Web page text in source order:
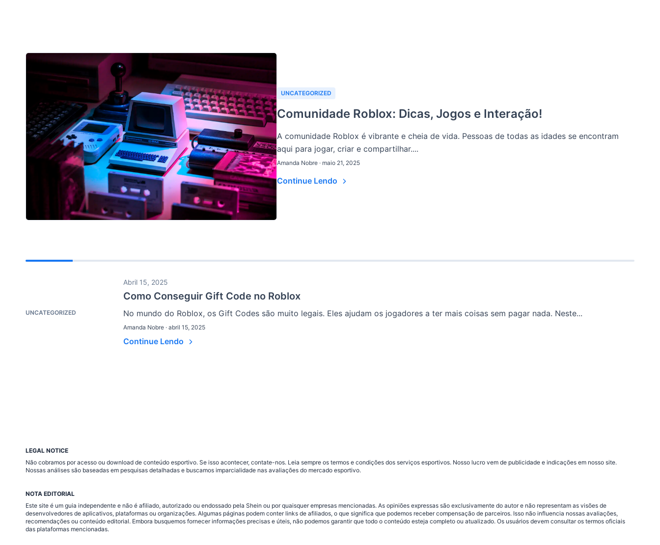
UNCATEGORIZED
Comunidade Roblox: Dicas, Jogos e Interação!
A comunidade Roblox é vibrante e cheia de vida. Pessoas de todas as idades se encontram
aqui para jogar, criar e compartilhar....
Amanda Nobre · maio 21, 2025
Continue Lendo
UNCATEGORIZED
Abril 15, 2025
Como Conseguir Gift Code no Roblox
No mundo do Roblox, os Gift Codes são muito legais. Eles ajudam os jogadores a ter mais coisas sem pagar nada. Neste...
Amanda Nobre · abril 15, 2025
Continue Lendo
LEGAL NOTICE
Não cobramos por acesso ou download de conteúdo esportivo. Se isso acontecer, contate-nos. Leia sempre os termos e condições dos serviços esportivos. Nosso lucro vem de publicidade e indicações em nosso site.
Nossas análises são baseadas em pesquisas detalhadas e buscamos imparcialidade nas avaliações do mercado esportivo.
NOTA EDITORIAL
Este site é um guia independente e não é afiliado, autorizado ou endossado pela Shein ou por quaisquer empresas mencionadas. As opiniões expressas são exclusivamente do autor e não representam as visões de
desenvolvedores de aplicativos, plataformas ou organizações. Algumas páginas podem conter links de afiliados, o que significa que podemos receber compensação de parceiros. Isso não influencia nossas avaliações,
recomendações ou conteúdo editorial. Embora busquemos fornecer informações precisas e úteis, não podemos garantir que todo o conteúdo esteja completo ou atualizado. Os usuários devem consultar os termos oficiais
das plataformas mencionadas.